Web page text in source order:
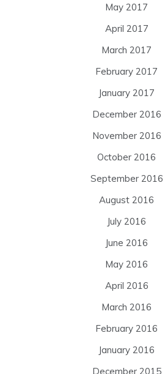
May 2017
April 2017
March 2017
February 2017
January 2017
December 2016
November 2016
October 2016
September 2016
August 2016
July 2016
June 2016
May 2016
April 2016
March 2016
February 2016
January 2016
December 2015